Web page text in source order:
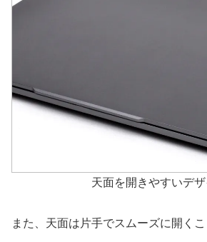
天面を開きやすいデ
また、天面は片手でスムーズに開くこ